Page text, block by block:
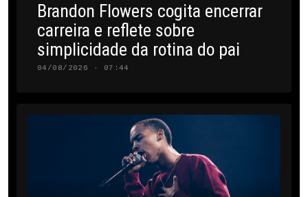
Brandon Flowers cogita encerrar
carreira e reflete sobre
simplicidade da rotina do pai
04/08/2026 · 07:44